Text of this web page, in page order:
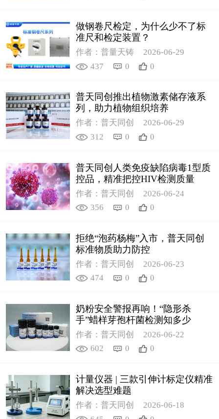
做钢卷尺检定，为什么少不了标
准尺和检定装置？
作者：普量天铸
2026-06-29
437
0 0
普天同创推出植物激素储存液系
列，助力植物组织培养
作者：普天同创
2026-06-29
312
0 0
普天同创人类免疫缺陷病毒1型质
控品，精准把控HIV检测质量
作者：普天同创
2026-06-24
356
0 0
拒绝“泡药杨梅”入市，普天同创
标准物质助力防控
作者：普天同创
2026-06-23
474
0 0
奶粉安全警报再响！“隐形杀
手”蜡样芽孢杆菌检测知多少
作者：普天同创
2026-06-22
602
0 0
计量仪器 | 三款引伸计标定仪精准
解决选型难题
作者：普天同创
2026-06-18